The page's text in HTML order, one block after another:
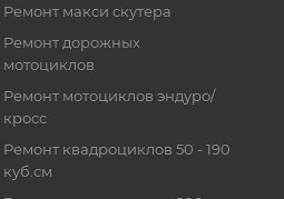
Ремонт макси скутера
Ремонт дорожных
мотоциклов
Ремонт мотоциклов эндуро/
кросс
Ремонт квадроциклов 50 - 190
куб.см